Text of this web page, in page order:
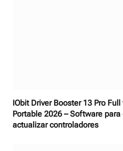
IObit Driver Booster 13 Pro
Portable 2026 – Software
actualizar controladores